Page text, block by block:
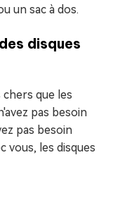
un sac à dos.
disques
chers que les
pas besoin
pas besoin
vous, les disques